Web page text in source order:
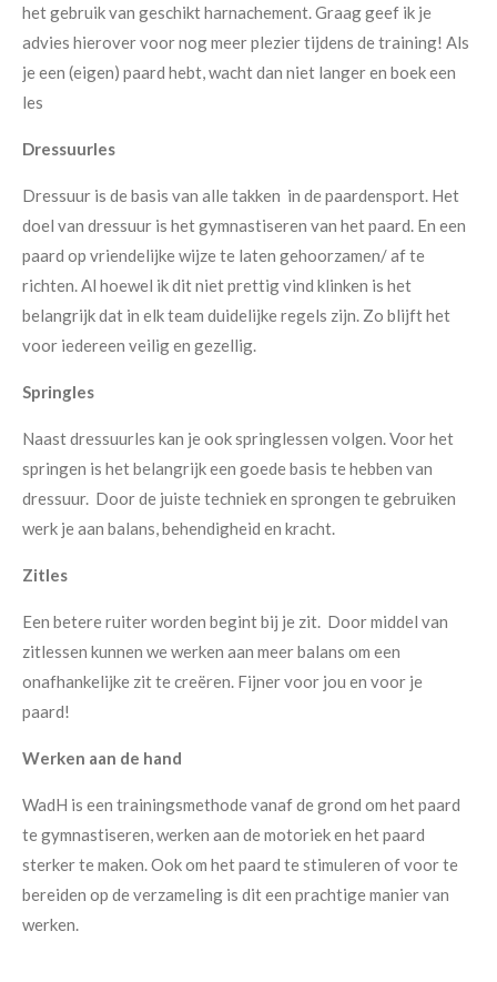
het gebruik van geschikt harnachement. Graag geef ik je
advies hierover voor nog meer plezier tijdens de training! Als
je een (eigen) paard hebt, wacht dan niet langer en boek een
les
Dressuurles
Dressuur is de basis van alle takken in de paardensport. Het
doel van dressuur is het gymnastiseren van het paard. En een
paard op vriendelijke wijze te laten gehoorzamen/ af te
richten. Al hoewel ik dit niet prettig vind klinken is het
belangrijk dat in elk team duidelijke regels zijn. Zo blijft het
voor iedereen veilig en gezellig.
Springles
Naast dressuurles kan je ook springlessen volgen. Voor het
springen is het belangrijk een goede basis te hebben van
dressuur. Door de juiste techniek en sprongen te gebruiken
werk je aan balans, behendigheid en kracht.
Zitles
Een betere ruiter worden begint bij je zit. Door middel van
zitlessen kunnen we werken aan meer balans om een
onafhankelijke zit te creëren. Fijner voor jou en voor je
paard!
Werken aan de hand
WadH is een trainingsmethode vanaf de grond om het paard
te gymnastiseren, werken aan de motoriek en het paard
sterker te maken. Ook om het paard te stimuleren of voor te
bereiden op de verzameling is dit een prachtige manier van
werken.